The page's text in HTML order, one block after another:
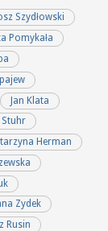
Szydłowski
Pomykała
Jan Klata
Stuhr
Herman
Zydek
Rusin